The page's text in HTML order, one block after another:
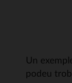
Un
podeu